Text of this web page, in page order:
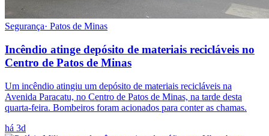
Segurança· Patos de Minas
Incêndio atinge depósito de materiais recicláveis no
Centro de Patos de Minas
Um incêndio atingiu um depósito de materiais recicláveis na
Avenida Paracatu, no Centro de Patos de Minas, na tarde desta
quarta-feira. Bombeiros foram acionados para conter as chamas.
há 3d